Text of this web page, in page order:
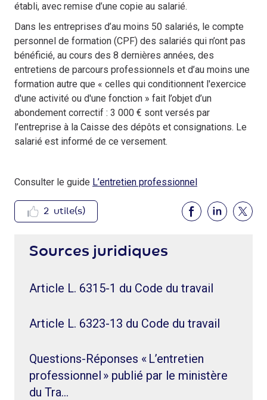
2 utile(s)
établi, avec remise d’une copie au salarié.
Dans les entreprises d’au moins 50 salariés, le compte
personnel de formation (CPF) des salariés qui n’ont pas
bénéficié, au cours des 8 dernières années, des
entretiens de parcours professionnels et d’au moins une
formation autre que « celles qui conditionnent l'exercice
d'une activité ou d'une fonction » fait l’objet d’un
abondement correctif : 3 000 € sont versés par
l’entreprise à la Caisse des dépôts et consignations. Le
salarié est informé de ce versement.
Consulter le guide L’entretien professionnel
Sources juridiques
Article L. 6315-1 du Code du travail
Article L. 6323-13 du Code du travail
Questions-Réponses « L’entretien
professionnel » publié par le ministère
du Tra…